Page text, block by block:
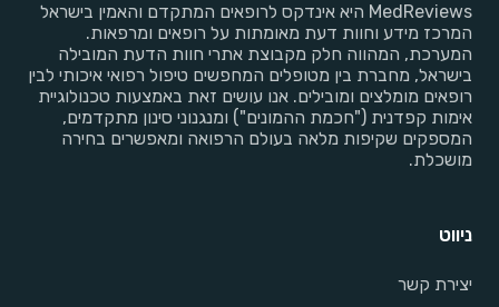
MedReviews היא אינדקס לרופאים המתקדם והאמין בישראל
המרכז מידע וחוות דעת מאומתות על רופאים ומרפאות.
המערכת, המהווה חלק מקבוצת אתרי חוות הדעת המובילה
בישראל, מחברת בין מטופלים המחפשים טיפול רפואי איכותי לבין
רופאים מומלצים ומובילים. אנו עושים זאת באמצעות טכנולוגיית
אימות קפדנית ("חכמת ההמונים") ומנגנוני סינון מתקדמים,
המספקים שקיפות מלאה בעולם הרפואה ומאפשרים בחירה
מושכלת.
ניווט
יצירת קשר